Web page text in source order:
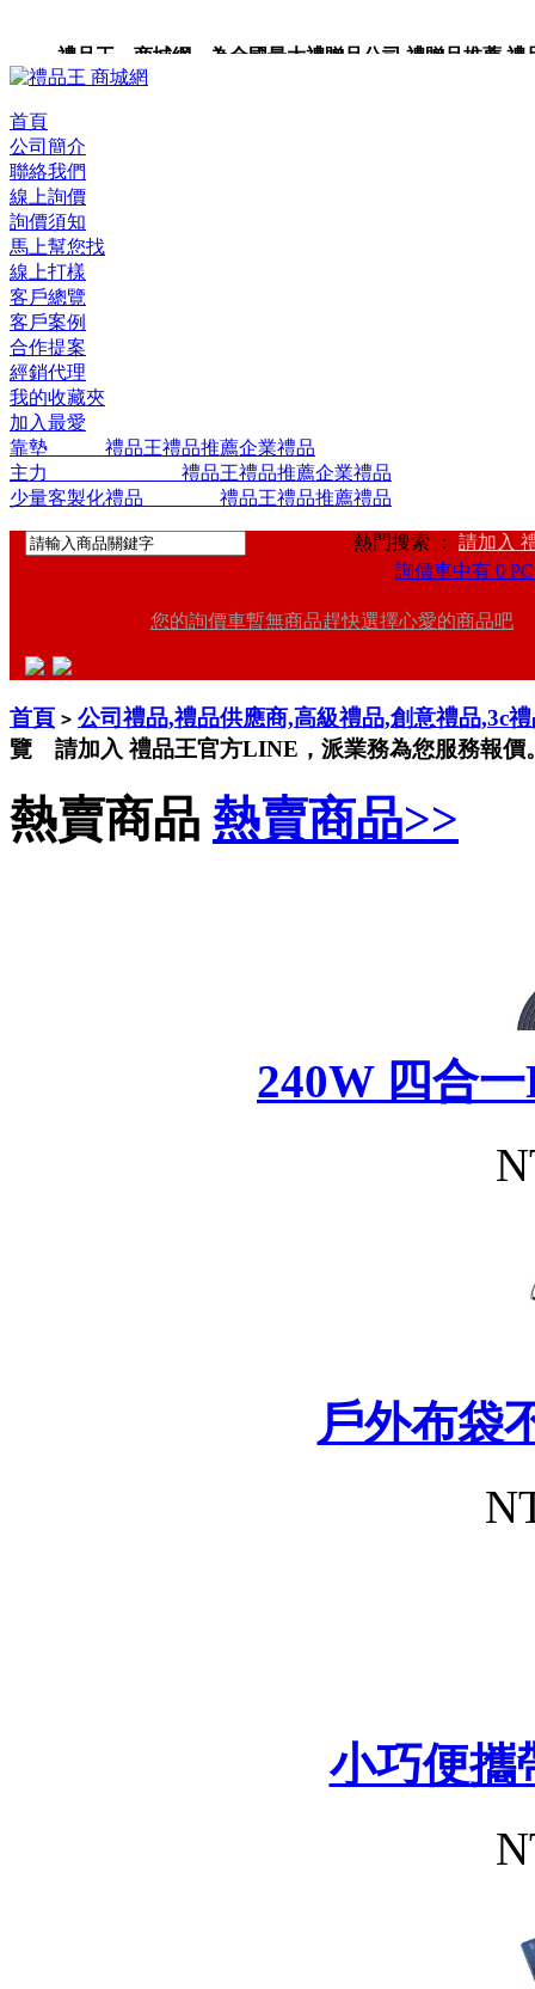
禮品王 商城網 為全國最大禮贈品公司,禮贈品推薦,禮
品包裝,禮品卡,企業禮品,禮品小物,高級禮品,禮品網站。
首頁
公司簡介
聯絡我們
線上詢價
詢價須知
馬上幫您找
線上打樣
客戶總覽
客戶案例
合作提案
經銷代理
我的收藏夾
加入最愛
靠墊 禮品王禮品推薦企業禮品
主力 禮品王禮品推薦企業禮品
少量客製化禮品 禮品王禮品推薦禮品
熱門搜索 ： 請加入
詢價車中有 0
您的詢價車暫無商品趕快選擇心愛的商品吧
首頁 > 公司禮品,禮品供應商,高級禮品,創意禮品,3c
覽 請加入 禮品王官方LINE，派業務為您服務報價
熱賣商品 熱賣商品>>
240W 四合
戶外布袋
小巧便攜